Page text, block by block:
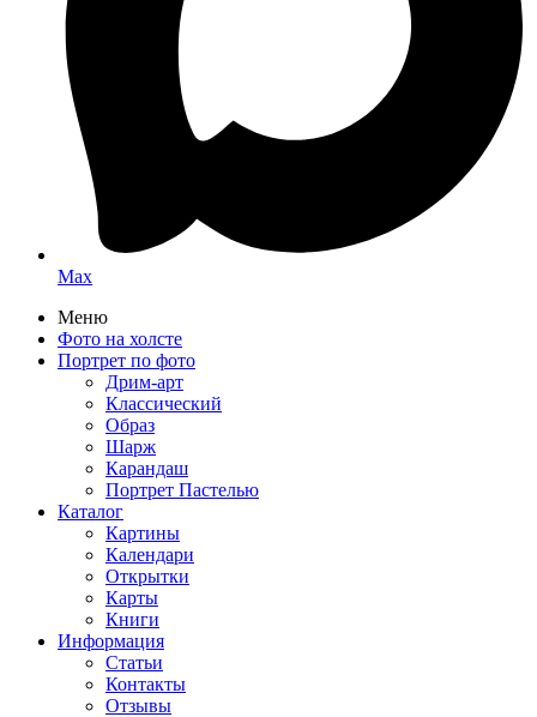
Max
Меню
Фото на холсте
Портрет по фото
Дрим-арт
Классический
Образ
Шарж
Карандаш
Портрет Пастелью
Каталог
Картины
Календари
Открытки
Карты
Книги
Информация
Статьи
Контакты
Отзывы